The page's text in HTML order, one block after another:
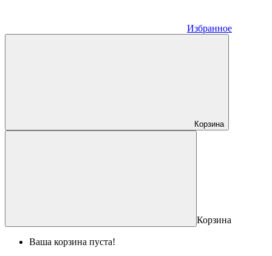
Избранное
Корзина
Корзина
Ваша корзина пуста!